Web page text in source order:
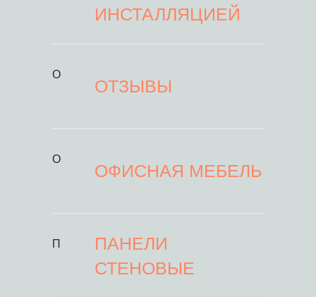
ИНСТАЛЛЯЦИЕЙ
О
ОТЗЫВЫ
О
ОФИСНАЯ МЕБЕЛЬ
П
ПАНЕЛИ
СТЕНОВЫЕ